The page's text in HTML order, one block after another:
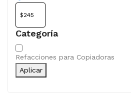
Categoría
Categoría
Refacciones para Copiadoras
Aplicar